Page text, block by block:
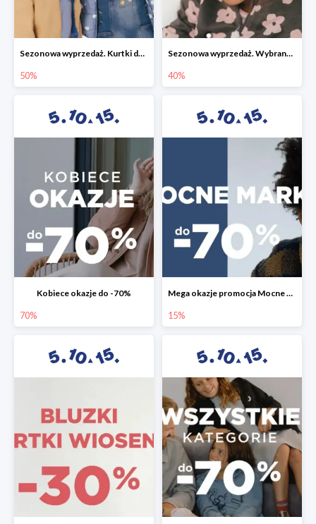
Sezonowa wyprzedaż. Kurtki do -50%
50%
Sezonowa wyprzedaż. Wybrane modele do -40%
40%
Kobiece okazje do -70%
70%
Mega okazje promocja Mocne marki do -70%
15%